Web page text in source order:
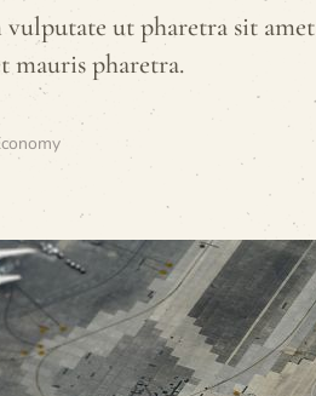
ut pharetra sit amet
mauris pharetra.